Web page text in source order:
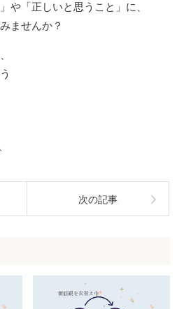
や「正しいと思うこと」に、
ませんか？
次の記事